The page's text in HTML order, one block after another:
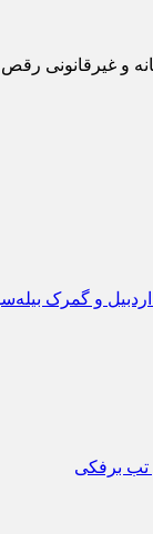
غیرقانونی رقص و
و گمرک
تب برفکی